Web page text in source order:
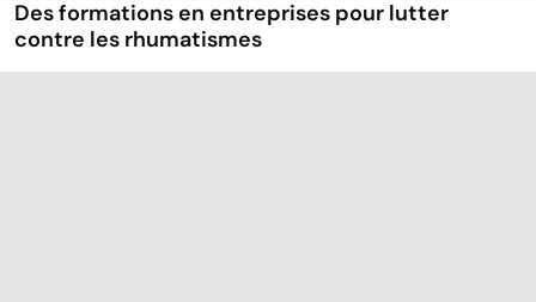
Des formations en entreprises pour lutter
contre les rhumatismes